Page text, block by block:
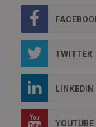
TWITTER
LINKEDIN
YOUTUBE